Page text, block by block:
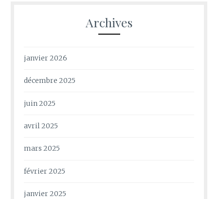
Archives
janvier 2026
décembre 2025
juin 2025
avril 2025
mars 2025
février 2025
janvier 2025